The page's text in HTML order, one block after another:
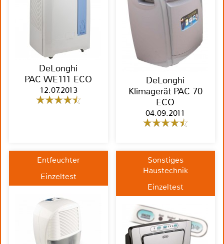
DeLonghi
PAC WE111 ECO
12.07.2013
DeLonghi
Klimagerät PAC 70
ECO
04.09.2011
Entfeuchter
Einzeltest
Sonstiges
Haustechnik
Einzeltest